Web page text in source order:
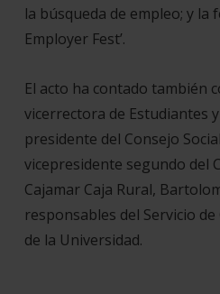
la búsqueda de empleo; y la
Employer Fest’.
El acto ha contado también
vicerrectora de Estudiantes
presidente del Consejo
vicepresidente segundo del
Cajamar Caja Rural,
responsables del Servicio
de la Universidad.